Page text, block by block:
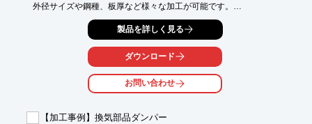
外径サイズや鋼種、板厚など様々な加工が可能です。
また難易度の高い加工にも対応できますので、ぜひご相談くださ
【対応鋼種例】
■SUS329J4L　など
製品を詳しく見る
ダウンロード
お問い合わせ
【加工事例】換気部品ダンパー